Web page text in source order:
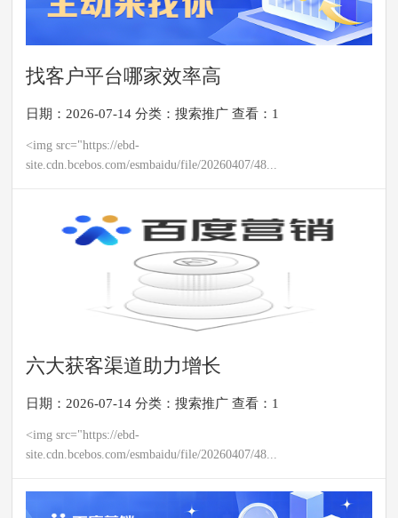
找客户平台哪家效率高
日期：2026-07-14 分类：搜索推广 查看：1
<img src="https://ebd-
site.cdn.bcebos.com/esmbaidu/file/20260407/48...
六大获客渠道助力增长
日期：2026-07-14 分类：搜索推广 查看：1
<img src="https://ebd-
site.cdn.bcebos.com/esmbaidu/file/20260407/48...